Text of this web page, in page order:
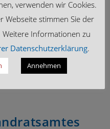
verwenden wir Cookies.
Webseite stimmen Sie der
Informationen zu
Datenschutzerklärung.
Annehmen